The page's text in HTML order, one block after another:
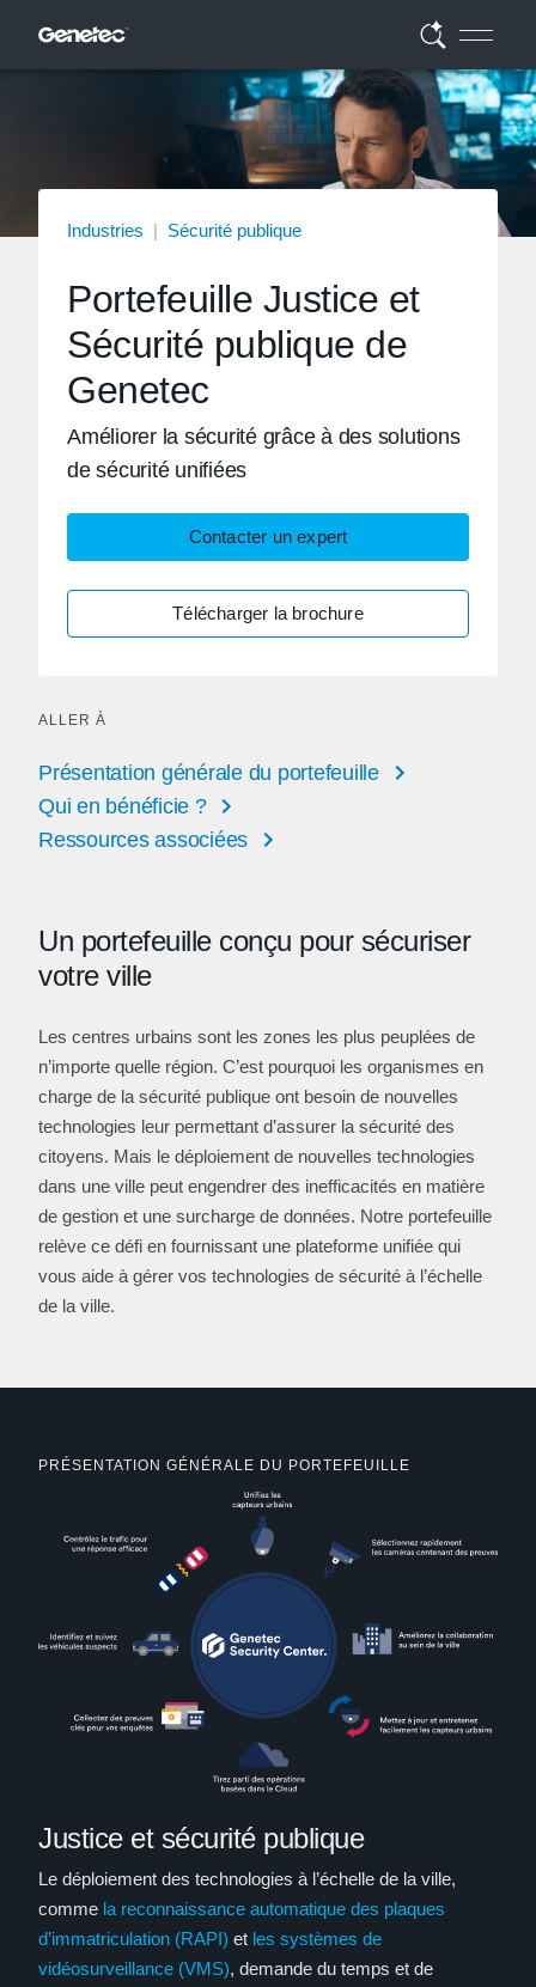
Industries | Sécurité publique
Portefeuille Justice et
Sécurité publique de
Genetec
Améliorer la sécurité grâce à des solutions
de sécurité unifiées
Contacter un expert
Télécharger la brochure
ALLER À
Présentation générale du portefeuille
Qui en bénéficie ?
Ressources associées
Un portefeuille conçu pour sécuriser
votre ville
Les centres urbains sont les zones les plus peuplées de
n’importe quelle région. C’est pourquoi les organismes en
charge de la sécurité publique ont besoin de nouvelles
technologies leur permettant d’assurer la sécurité des
citoyens. Mais le déploiement de nouvelles technologies
dans une ville peut engendrer des inefficacités en matière
de gestion et une surcharge de données. Notre portefeuille
relève ce défi en fournissant une plateforme unifiée qui
vous aide à gérer vos technologies de sécurité à l’échelle
de la ville.
PRÉSENTATION GÉNÉRALE DU PORTEFEUILLE
Justice et sécurité publique
Le déploiement des technologies à l’échelle de la ville,
comme la reconnaissance automatique des plaques
d’immatriculation (RAPI) et les systèmes de
vidéosurveillance (VMS), demande du temps et de